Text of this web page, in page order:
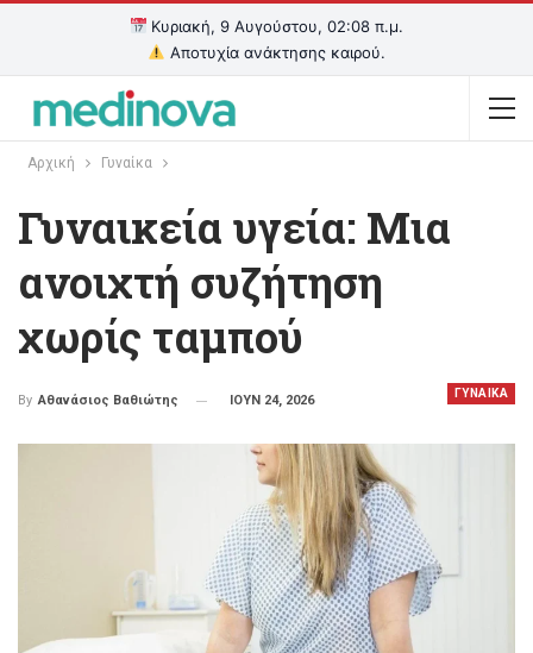
Κυριακή, 9 Αυγούστου, 02:08 π.μ.
Αποτυχία ανάκτησης καιρού.
Αρχική Γυναίκα
Γυναικεία υγεία: Μια
ανοιχτή συζήτηση
χωρίς ταμπού
ΓΥΝΑΙΚΑ
By Αθανάσιος Βαθιώτης ΙΟΥΝ 24, 2026